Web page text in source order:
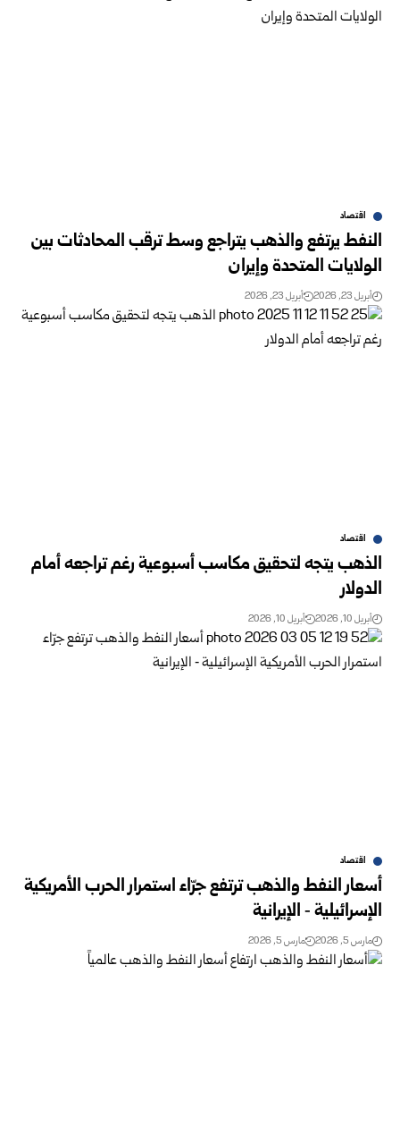
اقتصاد
النفط يرتفع والذهب يتراجع وسط ترقب المحادثات بين
الولايات المتحدة وإيران
أبريل 23, 2026 أبريل 23, 2026
اقتصاد
الذهب يتجه لتحقيق مكاسب أسبوعية رغم تراجعه أمام
الدولار
أبريل 10, 2026 أبريل 10, 2026
اقتصاد
أسعار النفط والذهب ترتفع جرّاء استمرار الحرب الأمريكية
الإسرائيلية ‑ الإيرانية
مارس 5, 2026 مارس 5, 2026